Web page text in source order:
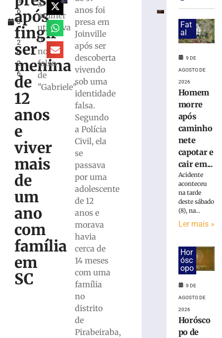
o
3
2
0
2
6
após
fingir
ser
menina
de
12
anos
e
viver
mais
de
um
ano
com
família
em
SC
a
mulher
utilizava
o
nome
falso
de
"Gabriele"
anos foi
presa em
Joinville
após ser
descoberta
vivendo
sob uma
identidade
falsa.
Segundo
a Polícia
Civil, ela
se
passava
por uma
adolescente
de 12
anos e
morava
havia
cerca de
14 meses
com uma
família
no
distrito
de
Pirabeiraba,
caminhonete
capotar
d’água
Joaquim
Vazamento
creche
mobiliza
bombeiros
adultos
sintomas
Fat
al
9 DE
AGOSTO DE
2026
Homem
morre
após
caminho
nete
capotar e
cair em...
Acidente
aconteceu
na tarde
deste sábado
(8), na...
Ler mais »
Hor
ósc
opo
9 DE
AGOSTO DE
2026
Horósco
po de